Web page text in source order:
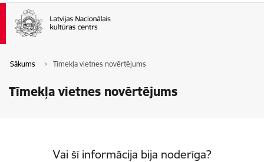
Sākums Tīmekļa vietnes novērtējums
Tīmekļa vietnes novērtējums
Vai šī informācija bija noderīga?